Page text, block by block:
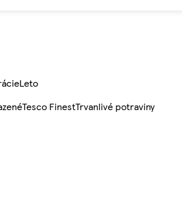
Leto
Tesco FinestTrvanlivé potraviny